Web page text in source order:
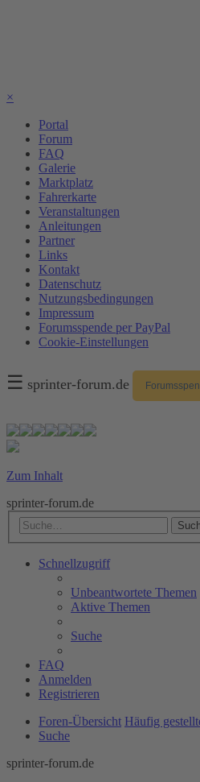
×
Portal
Forum
FAQ
Galerie
Marktplatz
Fahrerkarte
Veranstaltungen
Anleitungen
Partner
Links
Kontakt
Datenschutz
Nutzungsbedingungen
Impressum
Forumsspende per PayPal
Cookie-Einstellungen
☰ sprinter-forum.de
Zum Inhalt
sprinter-forum.de
Schnellzugriff
Unbeantwortete Themen
Aktive Themen
Suche
FAQ
Anmelden
Registrieren
Foren-Übersicht Häufig
Suche
sprinter-forum.de